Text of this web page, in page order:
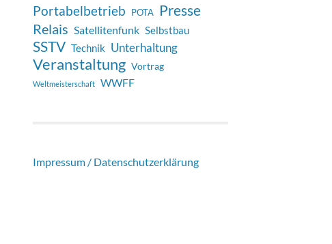
Portabelbetrieb POTA
Presse
Relais Satellitenfunk Selbstbau
SSTV Technik Unterhaltung
Veranstaltung Vortrag
Weltmeisterschaft WWFF
Impressum / Datenschutzerklärung